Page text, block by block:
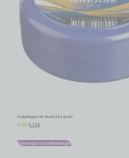
Kogellagervet Eurol 110 gram
€ 7,95 € 7,16
Toevoegen aan winkelwagen